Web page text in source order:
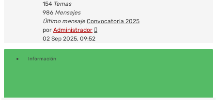
154 Temas
986 Mensajes
Último mensaje Convocatoria 2025
por Administrador
02 Sep 2025, 09:52
Información